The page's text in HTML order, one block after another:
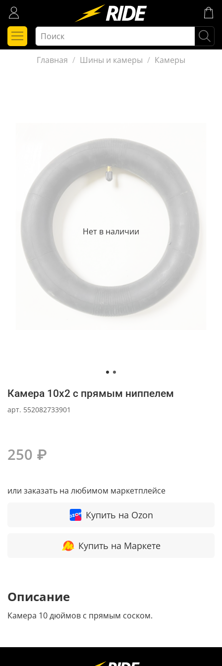
Главная Шины и камеры Камеры
Нет в наличии
арт. 552082733901
Камера 10x2 с прямым ниппелем
250 ₽
или заказать на любимом маркетплейсе
Купить на Ozon
Купить на Маркете
Описание
Камера 10 дюймов с прямым соском.